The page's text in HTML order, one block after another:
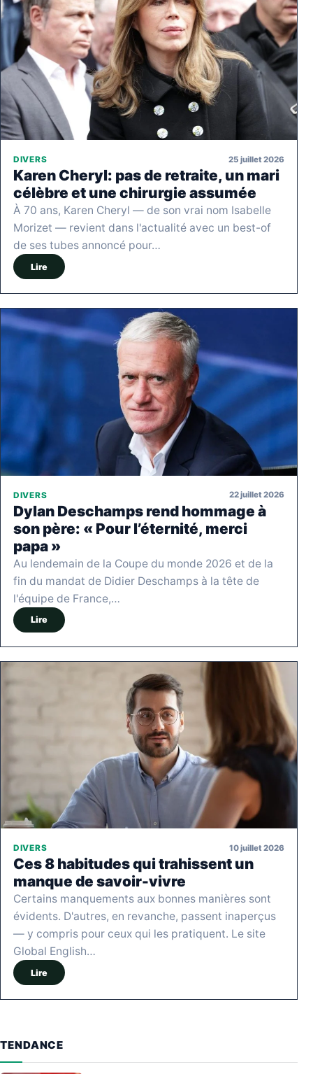
DIVERS 25 juillet 2026
Karen Cheryl: pas de retraite, un mari
célèbre et une chirurgie assumée
À 70 ans, Karen Cheryl — de son vrai nom Isabelle
Morizet — revient dans l'actualité avec un best-of
de ses tubes annoncé pour…
Lire
DIVERS 22 juillet 2026
Dylan Deschamps rend hommage à
son père: « Pour l’éternité, merci
papa »
Au lendemain de la Coupe du monde 2026 et de la
fin du mandat de Didier Deschamps à la tête de
l'équipe de France,…
Lire
DIVERS 10 juillet 2026
Ces 8 habitudes qui trahissent un
manque de savoir-vivre
Certains manquements aux bonnes manières sont
évidents. D'autres, en revanche, passent inaperçus
— y compris pour ceux qui les pratiquent. Le site
Global English…
Lire
TENDANCE